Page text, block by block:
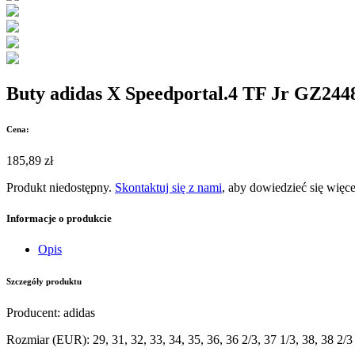
Buty adidas X Speedportal.4 TF Jr
Cena:
185,89 zł
Produkt niedostępny. Skontaktuj się z nami, aby dowiedzieć się
Informacje o produkcie
Opis
Szczegóły produktu
Producent: adidas
Rozmiar (EUR): 29, 31, 32, 33, 34, 35, 36, 36 2/3, 37 1/3, 38, 38 2/3